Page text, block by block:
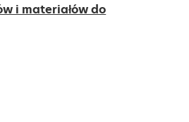
i materiałów do